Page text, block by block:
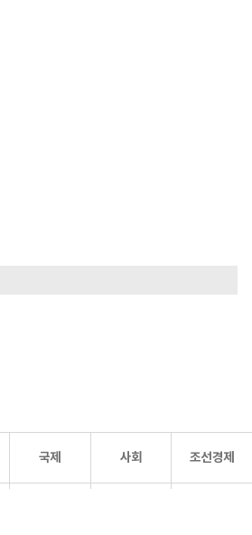
국제 사회 조선경제